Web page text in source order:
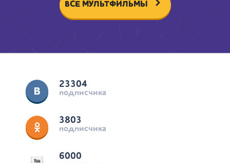
ВСЕ МУЛЬТФИЛЬМЫ
23304
подписчика
3803
подписчика
6000